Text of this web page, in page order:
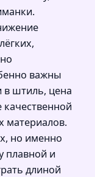
важны
в штиль, цена
материалов.
но именно
плавной и
длиной